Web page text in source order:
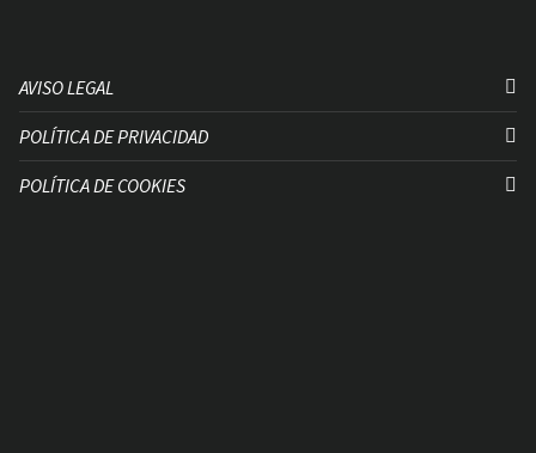
AVISO LEGAL
POLÍTICA DE PRIVACIDAD
POLÍTICA DE COOKIES